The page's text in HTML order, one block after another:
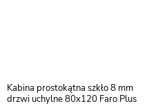
Kabina prostokątna szkło 8 mm
drzwi uchylne 80x120 Faro Plus